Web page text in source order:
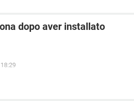
dopo aver installato